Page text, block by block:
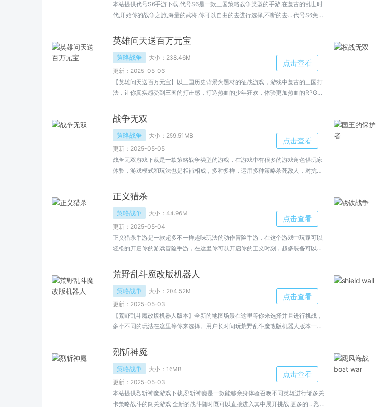
本站提供代号S6手游下载,代号S6是一款三国策略战争类型的手游,在复古的乱世时
代,开始你的战争之旅,海量的武将,你可以自由的去进行选择,不断的去...,代号S6免费
英雄问天送百万元宝
策略战争 大小： 238.46M
更新：2025-05-06
点击查看
【英雄问天送百万元宝】以三国历史背景为题材的征战游戏，游戏中复古的三国打
法，让你真实感受到三国的打击感，打造热血的少年狂欢，体验更加热血的RPG炫
战争无双
策略战争 大小： 259.51MB
更新：2025-05-05
点击查看
战争无双游戏下载是一款策略战争类型的游戏，在游戏中有很多的游戏角色供玩家
体验，游戏模式和玩法也是相辅相成，多种多样，运用多种策略杀死敌人，对抗敌
正义猎杀
策略战争 大小： 44.96M
更新：2025-05-04
点击查看
正义猎杀手游是一款超多不一样趣味玩法的动作冒险手游，在这个游戏中玩家可以
轻松的开启你的游戏冒险手游，在这里你可以开启你的正义时刻，超多装备可以使
吧。
荒野乱斗魔改版机器人
策略战争 大小： 204.52M
更新：2025-05-03
点击查看
【荒野乱斗魔改版机器人版本】全新的地图场景在这里等你来选择并且进行挑战，
多个不同的玩法在这里等你来选择。用户长时间玩荒野乱斗魔改版机器人版本一点
烈斩神魔
策略战争 大小： 16MB
更新：2025-05-03
点击查看
本站提供烈斩神魔游戏下载,烈斩神魔是一款能够亲身体验召唤不同英雄进行诸多关
卡策略战斗的闯关游戏,全新的战斗随时既可以直接进入其中展开挑战,更多的...,烈斩